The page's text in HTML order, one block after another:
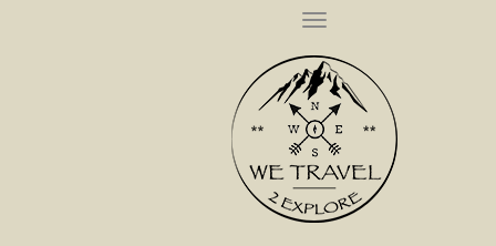
T
G
G
L
E
N
A
V
I
A